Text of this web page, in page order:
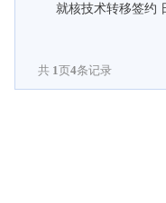
就核技术转移签约
共 1页4条记录